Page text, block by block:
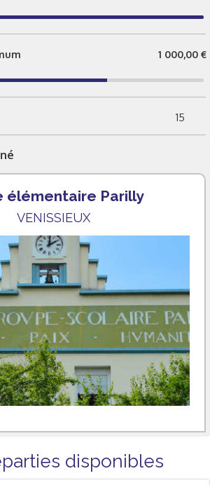
1 000,00 €
15
élémentaire Parilly
VENISSIEUX
disponibles